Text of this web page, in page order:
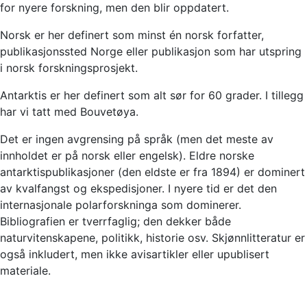
for nyere forskning, men den blir oppdatert.
Norsk er her definert som minst én norsk forfatter,
publikasjonssted Norge eller publikasjon som har utspring
i norsk forskningsprosjekt.
Antarktis er her definert som alt sør for 60 grader. I tillegg
har vi tatt med Bouvetøya.
Det er ingen avgrensing på språk (men det meste av
innholdet er på norsk eller engelsk). Eldre norske
antarktispublikasjoner (den eldste er fra 1894) er dominert
av kvalfangst og ekspedisjoner. I nyere tid er det den
internasjonale polarforskninga som dominerer.
Bibliografien er tverrfaglig; den dekker både
naturvitenskapene, politikk, historie osv. Skjønnlitteratur er
også inkludert, men ikke avisartikler eller upublisert
materiale.